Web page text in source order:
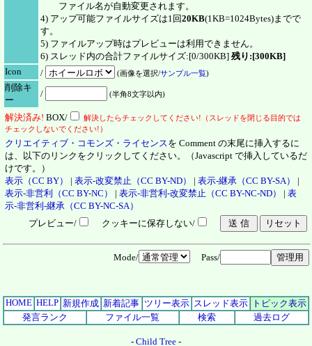
ファイル名が自動変更されます。
4) アップ可能ファイルサイズは1回20KB(1KB=1024Bytes)までで
す。
5) ファイルアップ時はプレビューは利用できません。
6) スレッド内の合計ファイルサイズ:[0/300KB] 残り:[300KB]
Icon
/ (画像を選択/サンプル一覧)
削除キ
ー
/ (半角8文字以内)
解決済み! BOX/
解決したらチェックしてください!（スレッドを閉じる目的では
チェックしないでください!）
クリエイティブ・コモンズ・ライセンスを Comment の末尾に挿入するに
は、以下のリンクをクリックしてください。（Javascript で挿入しているだ
けです。）
表示（CC BY）
| 表示-改変禁止（CC BY-ND） | 表示-継承（CC BY-SA）
|
表示-非営利（CC BY-NC）
| 表示-非営利-改変禁止（CC BY-NC-ND） | 表
示-非営利-継承（CC BY-NC-SA）
プレビュー/
クッキーに保存しない/
Mode/ Pass/
HOME HELP 新規作成 新着記事 ツリー表示 スレッド表示
トピック表示
発言ランク
ファイル一覧 検索 過去ログ
- Child Tree -